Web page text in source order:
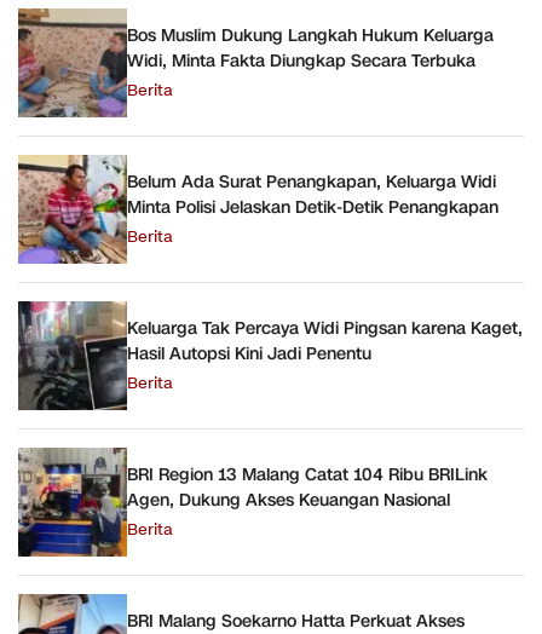
Bos Muslim Dukung Langkah Hukum Keluarga
Widi, Minta Fakta Diungkap Secara Terbuka
Berita
Belum Ada Surat Penangkapan, Keluarga Widi
Minta Polisi Jelaskan Detik-Detik Penangkapan
Berita
Keluarga Tak Percaya Widi Pingsan karena Kaget,
Hasil Autopsi Kini Jadi Penentu
Berita
BRI Region 13 Malang Catat 104 Ribu BRILink
Agen, Dukung Akses Keuangan Nasional
Berita
BRI Malang Soekarno Hatta Perkuat Akses